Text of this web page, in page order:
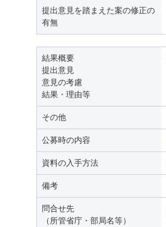
提出意見を踏まえた案の修正の
有無
結果概要
提出意見
意見の考慮
結果・理由等
その他
公募時の内容
資料の入手方法
備考
問合せ先
（所管省庁・部局名等）